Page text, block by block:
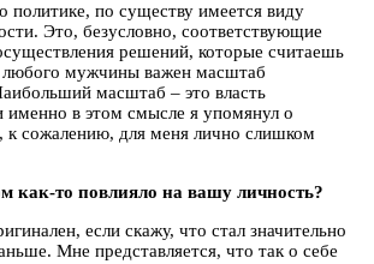
политике, по существу имеется виду
Это, безусловно, соответствующие
решений, которые считаешь
мужчины важен масштаб
масштаб – это власть
именно в этом смысле я упомянул о
к сожалению, для меня лично слишком
как-то повлияло на вашу личность?
если скажу, что стал значительно
Мне представляется, что так о себе